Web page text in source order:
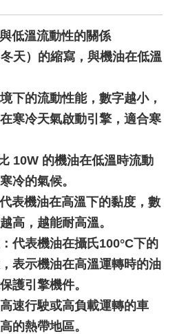
低溫流動性的關係
天）的縮寫，與機油在低溫
下的流動性能，數字越小，
寒冷天氣啟動引擎，適合寒
10W 的機油在低溫時流動
冷的氣候。
表機油在高溫下的黏度，數
高，越能耐高溫。
代表機油在攝氏100°C下的
表示機油在高溫運轉時的油
護引擎機件。
速行駛或高負載運轉的車
的熱帶地區。